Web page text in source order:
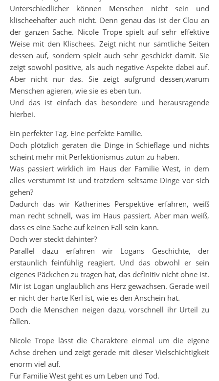
Unterschiedlicher können Menschen nicht sein und
klischeehafter auch nicht. Denn genau das ist der Clou an
der ganzen Sache. Nicole Trope spielt auf sehr effektive
Weise mit den Klischees. Zeigt nicht nur sämtliche Seiten
dessen auf, sondern spielt auch sehr geschickt damit. Sie
zeigt sowohl positive, als auch negative Aspekte dabei auf.
Aber nicht nur das. Sie zeigt aufgrund dessen,warum
Menschen agieren, wie sie es eben tun.
Und das ist einfach das besondere und herausragende
hierbei.
Ein perfekter Tag. Eine perfekte Familie.
Doch plötzlich geraten die Dinge in Schieflage und nichts
scheint mehr mit Perfektionismus zutun zu haben.
Was passiert wirklich im Haus der Familie West, in dem
alles verstummt ist und trotzdem seltsame Dinge vor sich
gehen?
Dadurch das wir Katherines Perspektive erfahren, weiß
man recht schnell, was im Haus passiert. Aber man weiß,
dass es eine Sache auf keinen Fall sein kann.
Doch wer steckt dahinter?
Parallel dazu erfahren wir Logans Geschichte, der
erstaunlich feinfühlig reagiert. Und das obwohl er sein
eigenes Päckchen zu tragen hat, das definitiv nicht ohne ist.
Mir ist Logan unglaublich ans Herz gewachsen. Gerade weil
er nicht der harte Kerl ist, wie es den Anschein hat.
Doch die Menschen neigen dazu, vorschnell ihr Urteil zu
fällen.
Nicole Trope lässt die Charaktere einmal um die eigene
Achse drehen und zeigt gerade mit dieser Vielschichtigkeit
enorm viel auf.
Für Familie West geht es um Leben und Tod.